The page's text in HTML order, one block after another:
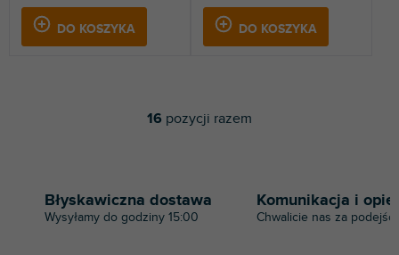
DO KOSZYKA DO KOSZYKA
K
r
o
16 pozycji razem
Błyskawiczna dostawa
Wysyłamy do godziny 15:00
Komunikacja i
Chwalicie nas za